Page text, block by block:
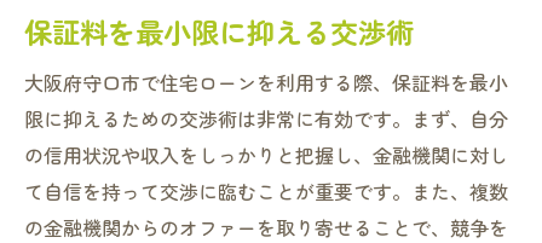
保証料を最小限に抑える交渉術
大阪府守口市で住宅ローンを利用する際、保証料を最小
限に抑えるための交渉術は非常に有効です。まず、自分
の信用状況や収入をしっかりと把握し、金融機関に対し
て自信を持って交渉に臨むことが重要です。また、複数
の金融機関からのオファーを取り寄せることで、競争を